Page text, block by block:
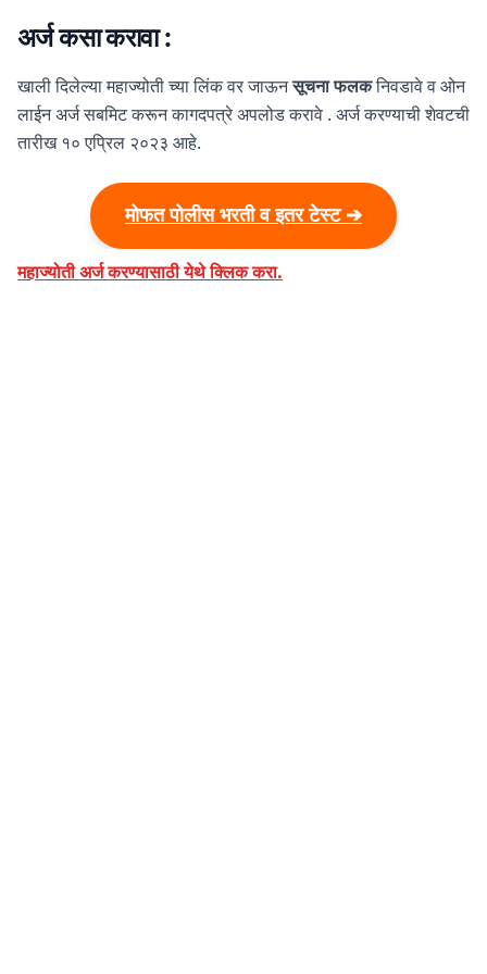
अर्ज कसा करावा :
खाली दिलेल्या महाज्योती च्या लिंक वर जाऊनसूचना फलकनिवडावे व ओन
लाईन अर्ज सबमिट करून कागदपत्रे अपलोड करावे . अर्ज करण्याची शेवटची
तारीख १० एप्रिल २०२३ आहे.
मोफत पोलीस भरती व इतर टेस्ट ➔
महाज्योती अर्ज करण्यासाठी येथे क्लिक करा.